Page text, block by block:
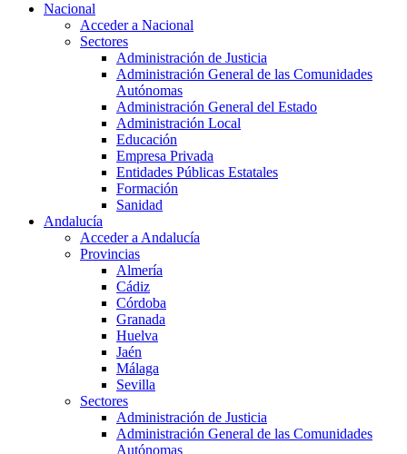
Nacional
Acceder a Nacional
Sectores
Administración de Justicia
Administración General de las Comunidades
Autónomas
Administración General del Estado
Administración Local
Educación
Empresa Privada
Entidades Públicas Estatales
Formación
Sanidad
Andalucía
Acceder a Andalucía
Provincias
Almería
Cádiz
Córdoba
Granada
Huelva
Jaén
Málaga
Sevilla
Sectores
Administración de Justicia
Administración General de las Comunidades
Autónomas